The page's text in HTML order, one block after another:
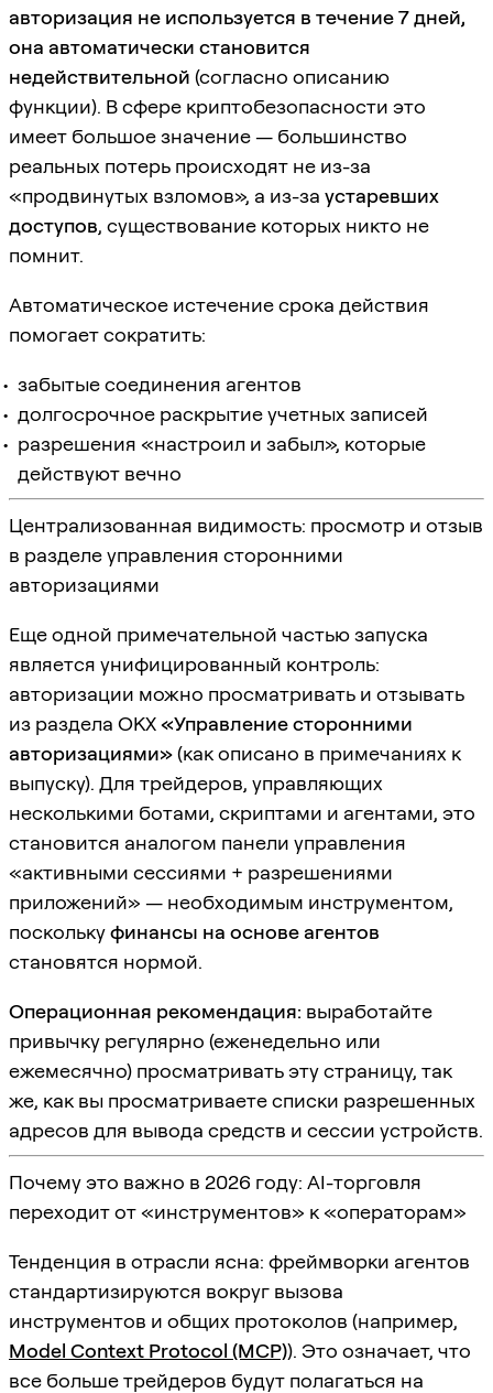
авторизация не используется в течение 7 дней,
она автоматически становится
недействительной (согласно описанию
функции). В сфере криптобезопасности это
имеет большое значение — большинство
реальных потерь происходят не из-за
«продвинутых взломов», а из-за устаревших
доступов, существование которых никто не
помнит.
Автоматическое истечение срока действия
помогает сократить:
забытые соединения агентов
долгосрочное раскрытие учетных записей
разрешения «настроил и забыл», которые
действуют вечно
Централизованная видимость: просмотр и отзыв
в разделе управления сторонними
авторизациями
Еще одной примечательной частью запуска
является унифицированный контроль:
авторизации можно просматривать и отзывать
из раздела OKX«Управление сторонними
авторизациями»(как описано в примечаниях к
выпуску). Для трейдеров, управляющих
несколькими ботами, скриптами и агентами, это
становится аналогом панели управления
«активными сессиями + разрешениями
приложений» — необходимым инструментом,
посколькуфинансы на основе агентов
становятся нормой.
Операционная рекомендация: выработайте
привычку регулярно (еженедельно или
ежемесячно) просматривать эту страницу, так
же, как вы просматриваете списки разрешенных
адресов для вывода средств и сессии устройств.
Почему это важно в 2026 году: AI-торговля
переходит от «инструментов» к «операторам»
Тенденция в отрасли ясна: фреймворки агентов
стандартизируются вокруг вызова
инструментов и общих протоколов (например,
Model Context Protocol (MCP)). Это означает, что
все больше трейдеров будут полагаться на